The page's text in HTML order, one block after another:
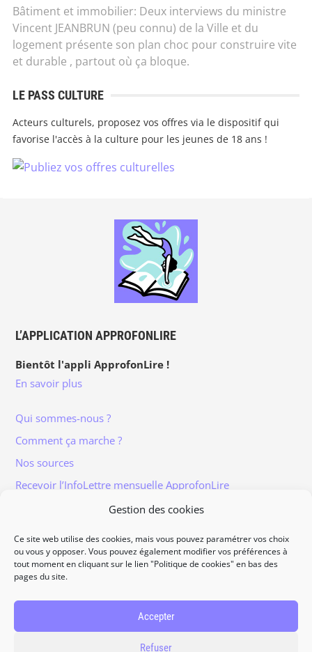
Gestion des cookies
Ce site web utilise des cookies, mais vous pouvez paramétrer vos choix
ou vous y opposer. Vous pouvez également modifier vos préférences à
tout moment en cliquant sur le lien "Politique de cookies" en bas des
pages du site.
Accepter
Refuser
Bâtiment et immobilier: Deux interviews du ministre
Vincent JEANBRUN (peu connu) de la Ville et du
logement présente son plan choc pour construire vite
et durable , partout où ça bloque.
LE PASS CULTURE
Acteurs culturels, proposez vos offres via le dispositif qui
favorise l'accès à la culture pour les jeunes de 18 ans !
L’APPLICATION APPROFONLIRE
Bientôt l'appli ApprofonLire !
En savoir plus
Qui sommes-nous ?
Comment ça marche ?
Nos sources
Recevoir l’InfoLettre mensuelle ApprofonLire
Informations légales
Accès à vos données personnelles
Politique de cookies